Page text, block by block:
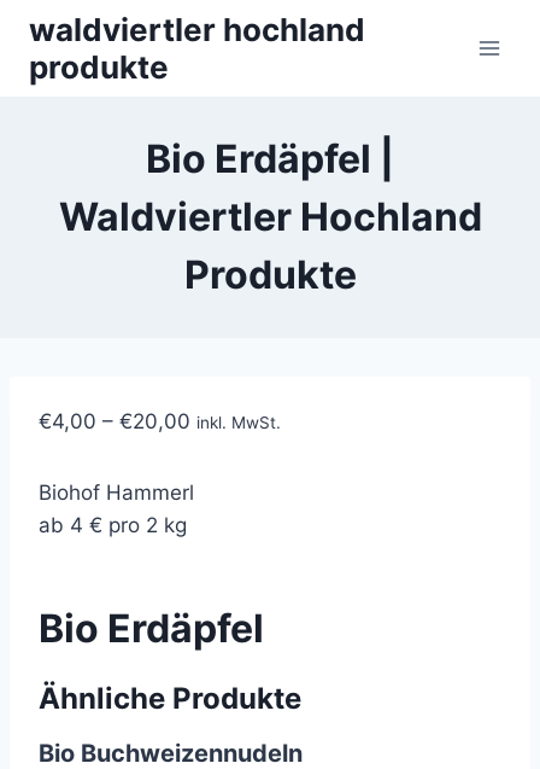
content
waldviertler hochland
produkte
Bio Erdäpfel |
Waldviertler Hochland
Produkte
€4,00 – €20,00 inkl. MwSt.
Biohof Hammerl
ab 4 € pro 2 kg
Bio Erdäpfel
Ähnliche Produkte
Bio Buchweizennudeln